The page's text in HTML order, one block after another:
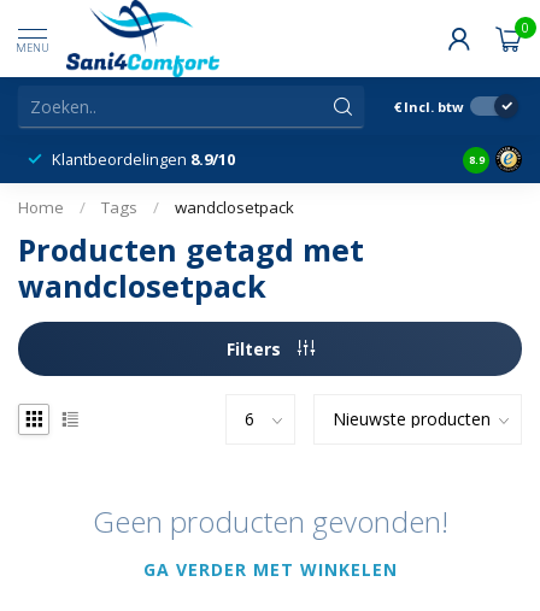
MENU
0
€ Incl. btw
Klantbeordelingen 8.9/10 8.9
Home / Tags / wandclosetpack
Producten getagd met
wandclosetpack
Filters
Geen producten gevonden!
GA VERDER MET WINKELEN